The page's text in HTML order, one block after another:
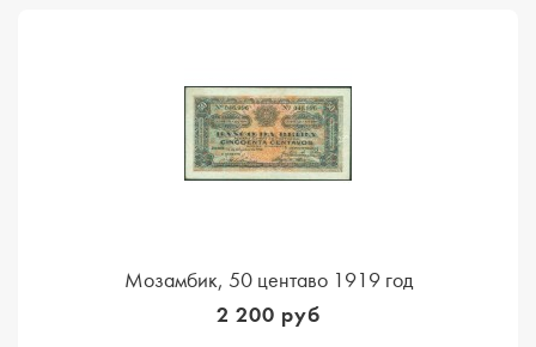
Мозамбик, 50 центаво 1919 год
2 200 руб